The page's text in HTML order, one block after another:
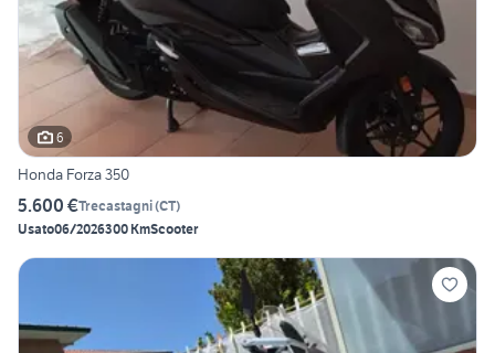
6
Honda Forza 350
5.600 €Trecastagni(CT)
Usato06/2026300 KmScooter